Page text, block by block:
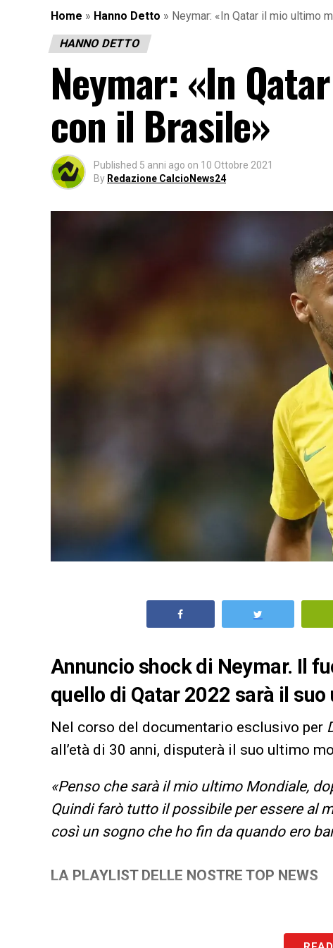
Home » Hanno Detto » Neymar: «In Qatar il mio ultimo
HANNO DETTO
Neymar: «In
con il Brasile»
Published 5 anni ago on 10 Ottobre 2021
By Redazione CalcioNews24
Annuncio shock di Neymar. Il
quello di Qatar 2022 sarà il
Nel corso del documentario esclusivo per
all’età di 30 anni, disputerà il suo ultimo
«Penso che sarà il mio ultimo Mondiale,
Quindi farò tutto il possibile per essere al
così un sogno che ho fin da quando ero
LA PLAYLIST DELLE NOSTRE TOP NEWS